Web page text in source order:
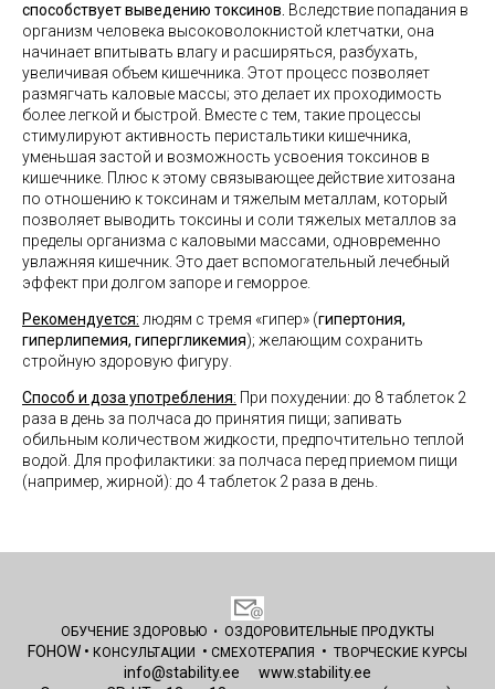
способствует выведению токсинов. Вследствие попадания в
организм человека высоковолокнистой клетчатки, она
начинает впитывать влагу и расширяться, разбухать,
увеличивая объем кишечника. Этот процесс позволяет
размягчать каловые массы; это делает их проходимость
более легкой и быстрой. Вместе с тем, такие процессы
стимулируют активность перистальтики кишечника,
уменьшая застой и возможность усвоения токсинов в
кишечнике. Плюс к этому связывающее действие хитозана
по отношению к токсинам и тяжелым металлам, который
позволяет выводить токсины и соли тяжелых металлов за
пределы организма с каловыми массами, одновременно
увлажняя кишечник. Это дает вспомогательный лечебный
эффект при долгом запоре и геморрое.
Рекомендуется: людям с тремя «гипер» (гипертония,
гиперлипемия, гипергликемия); желающим сохранить
стройную здоровую фигуру.
Способ и доза употребления: При похудении: до 8 таблеток 2
раза в день за полчаса до принятия пищи; запивать
обильным количеством жидкости, предпочтительно теплой
водой. Для профилактики: за полчаса перед приемом пищи
(например, жирной): до 4 таблеток 2 раза в день.
ОБУЧЕНИЕ ЗДОРОВЬЮ • ОЗДОРОВИТЕЛЬНЫЕ ПРОДУКТЫ
FOHOW • КОНСУЛЬТАЦИИ • СМЕХОТЕРАПИЯ • ТВОРЧЕСКИЕ КУРСЫ
info@stability.ee
www.stability.ee